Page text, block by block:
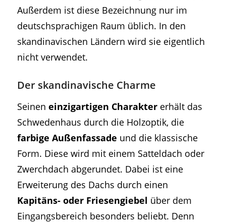
Außerdem ist diese Bezeichnung nur im
deutschsprachigen Raum üblich. In den
skandinavischen Ländern wird sie eigentlich
nicht verwendet.
Der skandinavische Charme
Seinen einzigartigen Charaktererhält das
Schwedenhaus durch die Holzoptik, die
farbige Außenfassade und die klassische
Form. Diese wird mit einem Satteldach oder
Zwerchdach abgerundet. Dabei ist eine
Erweiterung des Dachs durch einen
Kapitäns- oder Friesengiebel über dem
Eingangsbereich besonders beliebt. Denn